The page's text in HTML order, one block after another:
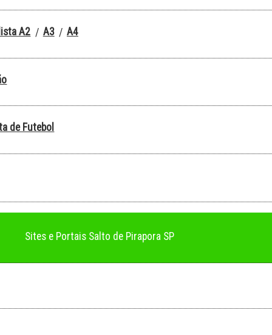
A2 / A3 / A4
de Futebol
Sites e Portais Salto de Pirapora SP